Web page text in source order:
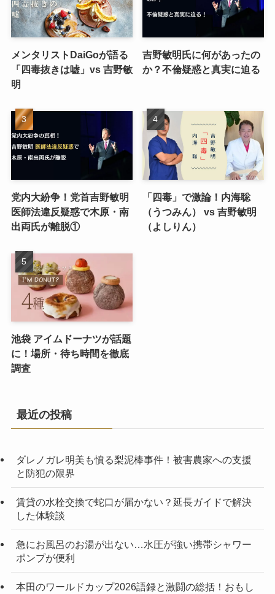
メンタリストDaiGoが語る
「四毒抜きは嘘」vs 吉野敏
明
吉野敏明氏に何があったの
か？不倫疑惑と真実に迫る
党内大紛争！党首吉野敏明
医師法違反疑惑で木原・南
出両氏が離脱①
「四毒」で激論！内海聡
（うつみん） vs 吉野敏明
（よしりん）
池袋 アイムドーナツが話題
に！場所・待ち時間を徹底
調査
最近の投稿
ダレノガレ明美も憤る梨泥棒事件！被害農家への支援
と防犯の限界
賃貸の水栓交換で蛇口が届かない？延長ガイドで解決
した体験談
急にお風呂のお湯が出ない…水圧が強い携帯シャワー
ポンプが便利
本田のワールドカップ2026語録と激闘の総括！おもし